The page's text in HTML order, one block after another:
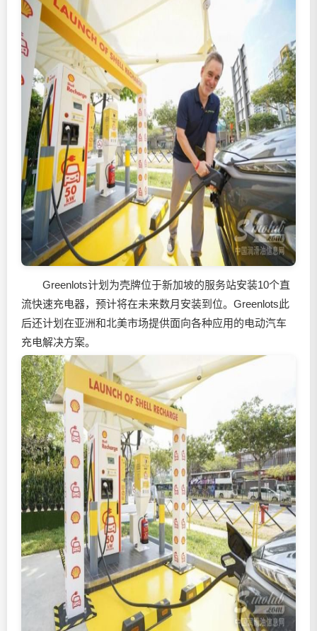
Greenlots计划为壳牌位于新加坡的服务站安装10个直
流快速充电器，预计将在未来数月安装到位。Greenlots此
后还计划在亚洲和北美市场提供面向各种应用的电动汽车
充电解决方案。